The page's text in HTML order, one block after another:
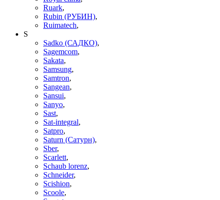
Ruark,
Rubin (РУБИН),
Ruimatech,
S
Sadko (САДКО),
Sagemcom,
Sakata,
Samsung,
Samtron,
Sangean,
Sansui,
Sanyo,
Sast,
Sat-integral,
Satpro,
Saturn (Сатурн),
Sber,
Scarlett,
Schaub lorenz,
Schneider,
Scishion,
Scoole,